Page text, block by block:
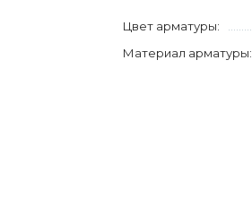
Цвет арматуры:
Материал арматуры: